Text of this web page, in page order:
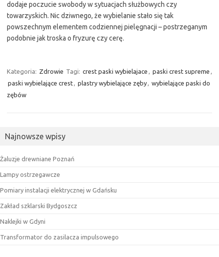
dodaje poczucie swobody w sytuacjach służbowych czy
towarzyskich. Nic dziwnego, że wybielanie stało się tak
powszechnym elementem codziennej pielęgnacji – postrzeganym
podobnie jak troska o fryzurę czy cerę.
Kategoria: Zdrowie Tagi: crest paski wybielajace , paski crest supreme ,
paski wybielające crest, plastry wybielające zęby, wybielające paski do
zębów
Najnowsze wpisy
Żaluzje drewniane Poznań
Lampy ostrzegawcze
Pomiary instalacji elektrycznej w Gdańsku
Zakład szklarski Bydgoszcz
Naklejki w Gdyni
Transformator do zasilacza impulsowego